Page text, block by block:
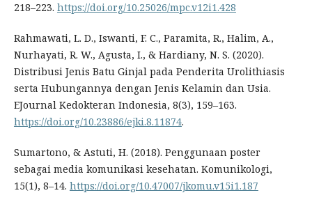
218–223. https://doi.org/10.25026/mpc.v12i1.428
Rahmawati, L. D., Iswanti, F. C., Paramita, R., Halim, A.,
Nurhayati, R. W., Agusta, I., & Hardiany, N. S. (2020).
Distribusi Jenis Batu Ginjal pada Penderita Urolithiasis
serta Hubungannya dengan Jenis Kelamin dan Usia.
EJournal Kedokteran Indonesia, 8(3), 159–163.
https://doi.org/10.23886/ejki.8.11874.
Sumartono, & Astuti, H. (2018). Penggunaan poster
sebagai media komunikasi kesehatan. Komunikologi,
15(1), 8–14. https://doi.org/10.47007/jkomu.v15i1.187